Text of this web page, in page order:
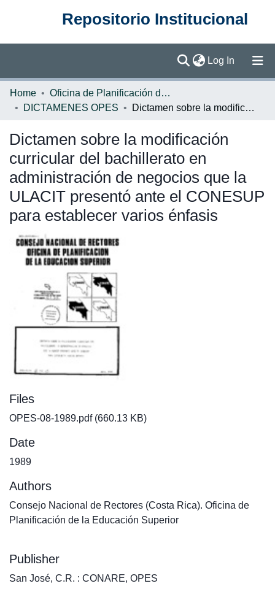
Repositorio Institucional
Log In (current)
Communities & Collections
Statistics
Home
Oficina de Planificación de la Educación Superior (OPES)
DICTAMENES OPES
Dictamen sobre la modificación curricular del bachillerato en administración de negocios que la ULACIT presentó ante el CONESUP para establecer varios énfasis
Dictamen sobre la modificación
curricular del bachillerato en
administración de negocios que la
ULACIT presentó ante el CONESUP
para establecer varios énfasis
Files
OPES-08-1989.pdf(660.13 KB)
Date
1989
Authors
Consejo Nacional de Rectores (Costa Rica). Oficina de
Planificación de la Educación Superior
Publisher
San José, C.R. : CONARE, OPES